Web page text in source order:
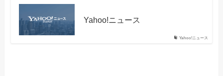
Yahoo!ニュース
Yahoo!ニュース